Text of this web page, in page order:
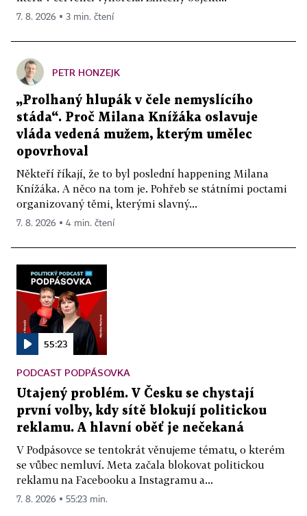
7. 8. 2026 ▪ 3 min. čtení
PETR HONZEJK
„Prolhaný hlupák v čele nemyslícího
stáda“. Proč Milana Knížáka oslavuje
vláda vedená mužem, kterým umělec
opovrhoval
Někteří říkají, že to byl poslední happening Milana
Knížáka. A něco na tom je. Pohřeb se státními poctami
organizovaný těmi, kterými slavný...
7. 8. 2026 ▪ 4 min. čtení
55:23
PODCAST PODPÁSOVKA
Utajený problém. V Česku se chystají
první volby, kdy sítě blokují politickou
reklamu. A hlavní oběť je nečekaná
V Podpásovce se tentokrát věnujeme tématu, o kterém
se vůbec nemluví. Meta začala blokovat politickou
reklamu na Facebooku a Instagramu a...
7. 8. 2026 ▪ 55:23 min.